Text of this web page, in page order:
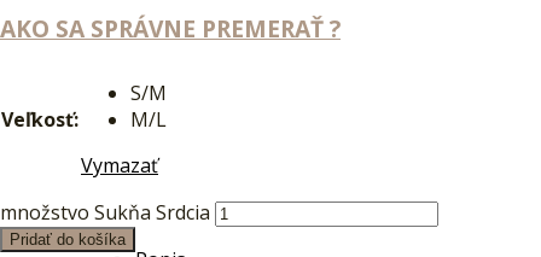
AKO SA SPRÁVNE PREMERAŤ ?
Veľkosť:
S/M
M/L
Vymazať
množstvo Sukňa Srdcia
Pridať do košíka